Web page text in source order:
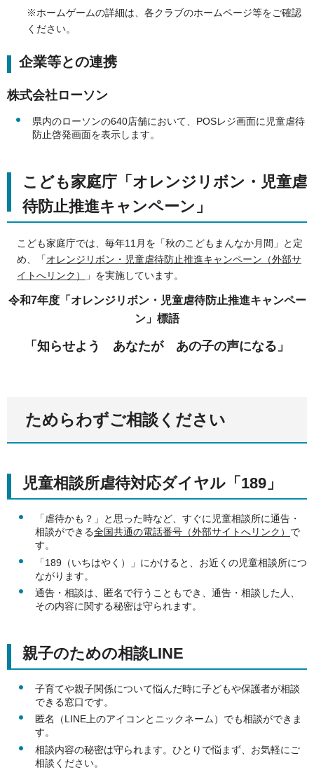
※ホームゲームの詳細は、各クラブのホームページ等をご確認
ください。
企業等との連携
株式会社ローソン
県内のローソンの640店舗において、POSレジ画面に児童虐待
防止啓発画面を表示します。
こども家庭庁「オレンジリボン・児童虐
待防止推進キャンペーン」
こども家庭庁では、毎年11月を「秋のこどもまんなか月間」と定
め、「オレンジリボン・児童虐待防止推進キャンペーン（外部サ
イトへリンク）
」を実施しています。
令和7年度「オレンジリボン・児童虐待防止推進キャンペー
ン」標語
「知らせよう あなたが あの子の声になる」
ためらわずご相談ください
児童相談所虐待対応ダイヤル「189」
「虐待かも？」と思った時など、すぐに児童相談所に通告・
相談ができる全国共通の電話番号（外部サイトへリンク） で
す。
「189（いちはやく）」にかけると、お近くの児童相談所につ
ながります。
通告・相談は、匿名で行うこともでき、通告・相談した人、
その内容に関する秘密は守られます。
親子のための相談LINE
子育てや親子関係について悩んだ時に子どもや保護者が相談
できる窓口です。
匿名（LINE上のアイコンとニックネーム）でも相談ができま
す。
相談内容の秘密は守られます。ひとりで悩まず、お気軽にご
相談ください。